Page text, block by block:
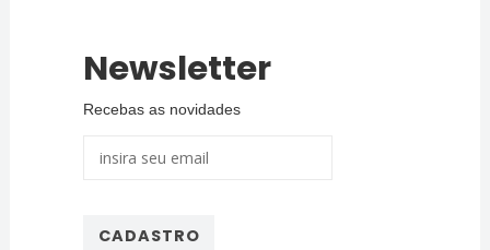
Newsletter
Recebas as novidades